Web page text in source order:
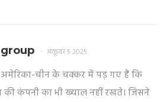
अक्तूबर 5 2025
चीन के चक्कर में पड़ गए हैं कि
कंपनी का भी ख्याल नहीं रखते। जिसने